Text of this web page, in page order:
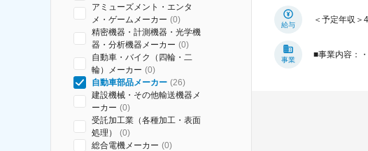
アミューズメント・エンタ
メ・ゲームメーカー (0)
精密機器・計測機器・光学機
器・分析機器メーカー (0)
自動車・バイク（四輪・二
輪）メーカー (0)
自動車部品メーカー (26)
建設機械・その他輸送機器メ
ーカー (0)
受託加工業（各種加工・表面
処理）
(0)
総合電機メーカー (0)
給与
＜予定年収＞
事業
■事業内容：